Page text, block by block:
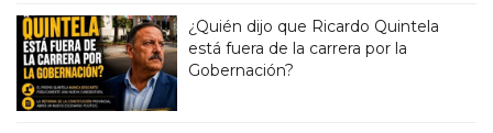
¿Quién dijo que Ricardo Quintela
está fuera de la carrera por la
Gobernación?